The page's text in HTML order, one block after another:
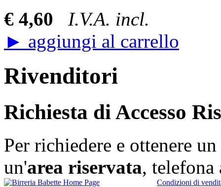
€ 4,60
I.V.A. incl.
► aggiungi al carrello
Rivenditori
Richiesta di Accesso
Per richiedere e ottenere un
un'area riservata,
Condizioni di